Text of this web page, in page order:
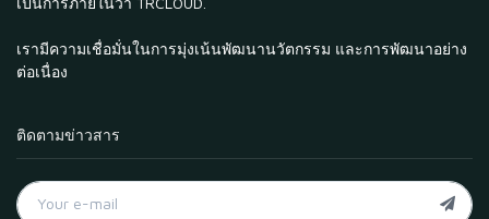
เรามีความเชื่อมั่นในการมุ่งเน้นพัฒนานวัตกรรม และการพัฒนาอย่าง
ต่อเนื่อง
ติดตามข่าวสาร